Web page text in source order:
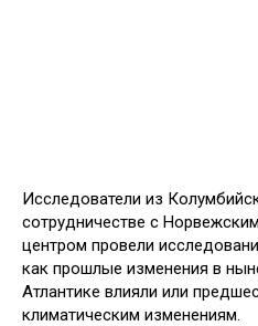
Исследователи из
сотрудничестве с
центром провели
как прошлые изменения в
Атлантике влияли или
климатическим изменениям.